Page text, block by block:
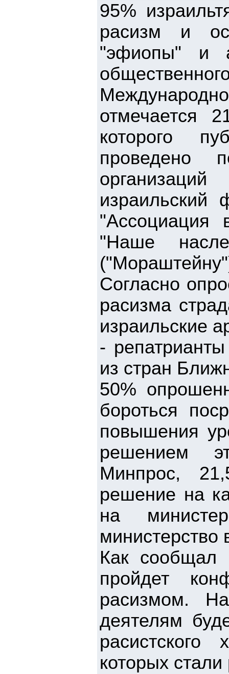
95%
расизм и
"эфиопы" и
отмечается
которого
проведено
"Ассоциация
"Наше
Согласно
расизма
израильские
-
из стран
50%
бороться
повышения
решением
Минпрос,
решение на
на
министерство
Как сообщал
пройдет
расизмом.
деятелям
которых